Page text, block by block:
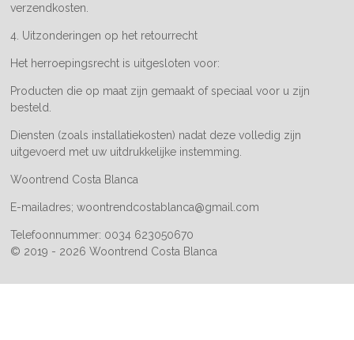
verzendkosten.
4. Uitzonderingen op het retourrecht
Het herroepingsrecht is uitgesloten voor:
Producten die op maat zijn gemaakt of speciaal voor u zijn
besteld.
Diensten (zoals installatiekosten) nadat deze volledig zijn
uitgevoerd met uw uitdrukkelijke instemming.
Woontrend Costa Blanca
E-mailadres; woontrendcostablanca@gmail.com
Telefoonnummer: 0034 623050670
© 2019 - 2026 Woontrend Costa Blanca